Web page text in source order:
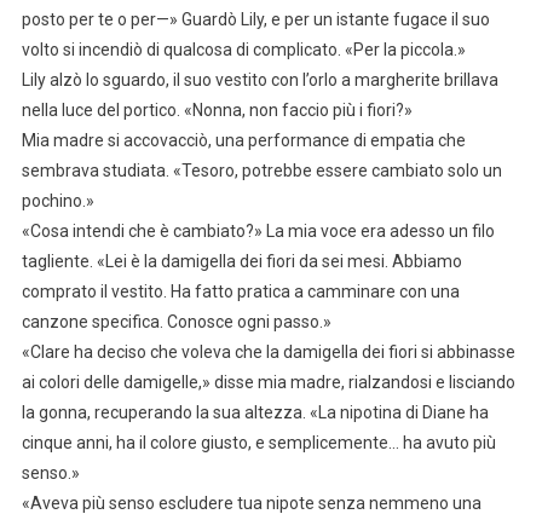
posto per te o per—» Guardò Lily, e per un istante fugace il suo
volto si incendiò di qualcosa di complicato. «Per la piccola.»
Lily alzò lo sguardo, il suo vestito con l’orlo a margherite brillava
nella luce del portico. «Nonna, non faccio più i fiori?»
Mia madre si accovacciò, una performance di empatia che
sembrava studiata. «Tesoro, potrebbe essere cambiato solo un
pochino.»
«Cosa intendi che è cambiato?» La mia voce era adesso un filo
tagliente. «Lei è la damigella dei fiori da sei mesi. Abbiamo
comprato il vestito. Ha fatto pratica a camminare con una
canzone specifica. Conosce ogni passo.»
«Clare ha deciso che voleva che la damigella dei fiori si abbinasse
ai colori delle damigelle,» disse mia madre, rialzandosi e lisciando
la gonna, recuperando la sua altezza. «La nipotina di Diane ha
cinque anni, ha il colore giusto, e semplicemente… ha avuto più
senso.»
«Aveva più senso escludere tua nipote senza nemmeno una